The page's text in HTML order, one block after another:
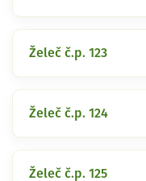
Želeč č.p. 123
Želeč č.p. 124
Želeč č.p. 125